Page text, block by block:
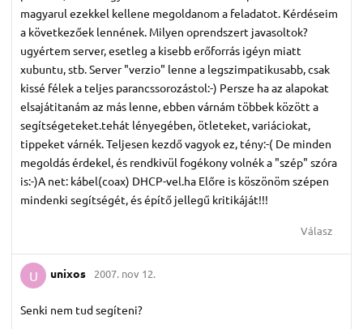
magyarul ezekkel kellene megoldanom a feladatot. Kérdéseim
a következőek lennének. Milyen oprendszert javasoltok?
ugyértem server, esetleg a kisebb erőforrás igéyn miatt
xubuntu, stb. Server "verzio" lenne a legszimpatikusabb, csak
kissé félek a teljes parancssorozástol:-) Persze ha az alapokat
elsajátitanám az más lenne, ebben várnám többek között a
segítségeteket.tehát lényegében, ötleteket, variáciokat,
tippeket várnék. Teljesen kezdő vagyok ez, tény:-( De minden
megoldás érdekel, és rendkivül fogékony volnék a "szép" szóra
is:-)A net: kábel(coax) DHCP-vel.ha Előre is köszönöm szépen
mindenki segítségét, és építő jellegű kritikáját!!!
Válasz
U unixos 2007. nov 12.
Senki nem tud segíteni?